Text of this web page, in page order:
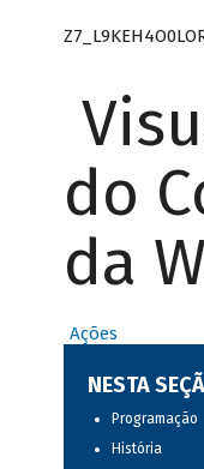
do
da
Ações
NESTA
Programação
História